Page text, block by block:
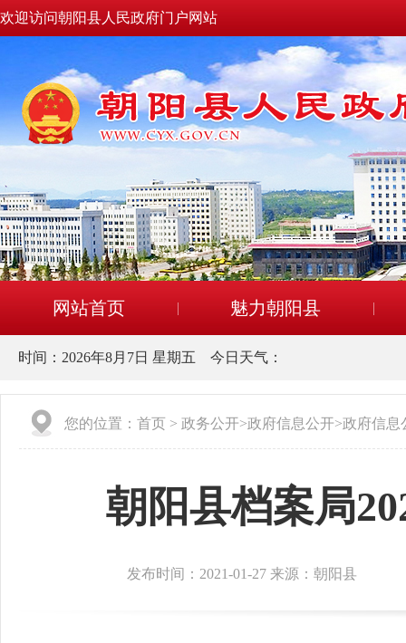
欢迎访问朝阳县人民政府门户网站
网站首页 魅力朝阳县
时间： 2026年8月7日 星期五 今日天气：
您的位置： 首页 > 政务公开>政府信息公开>政府信息
朝阳县档案局
发布时间：2021-01-27 来源：朝阳县